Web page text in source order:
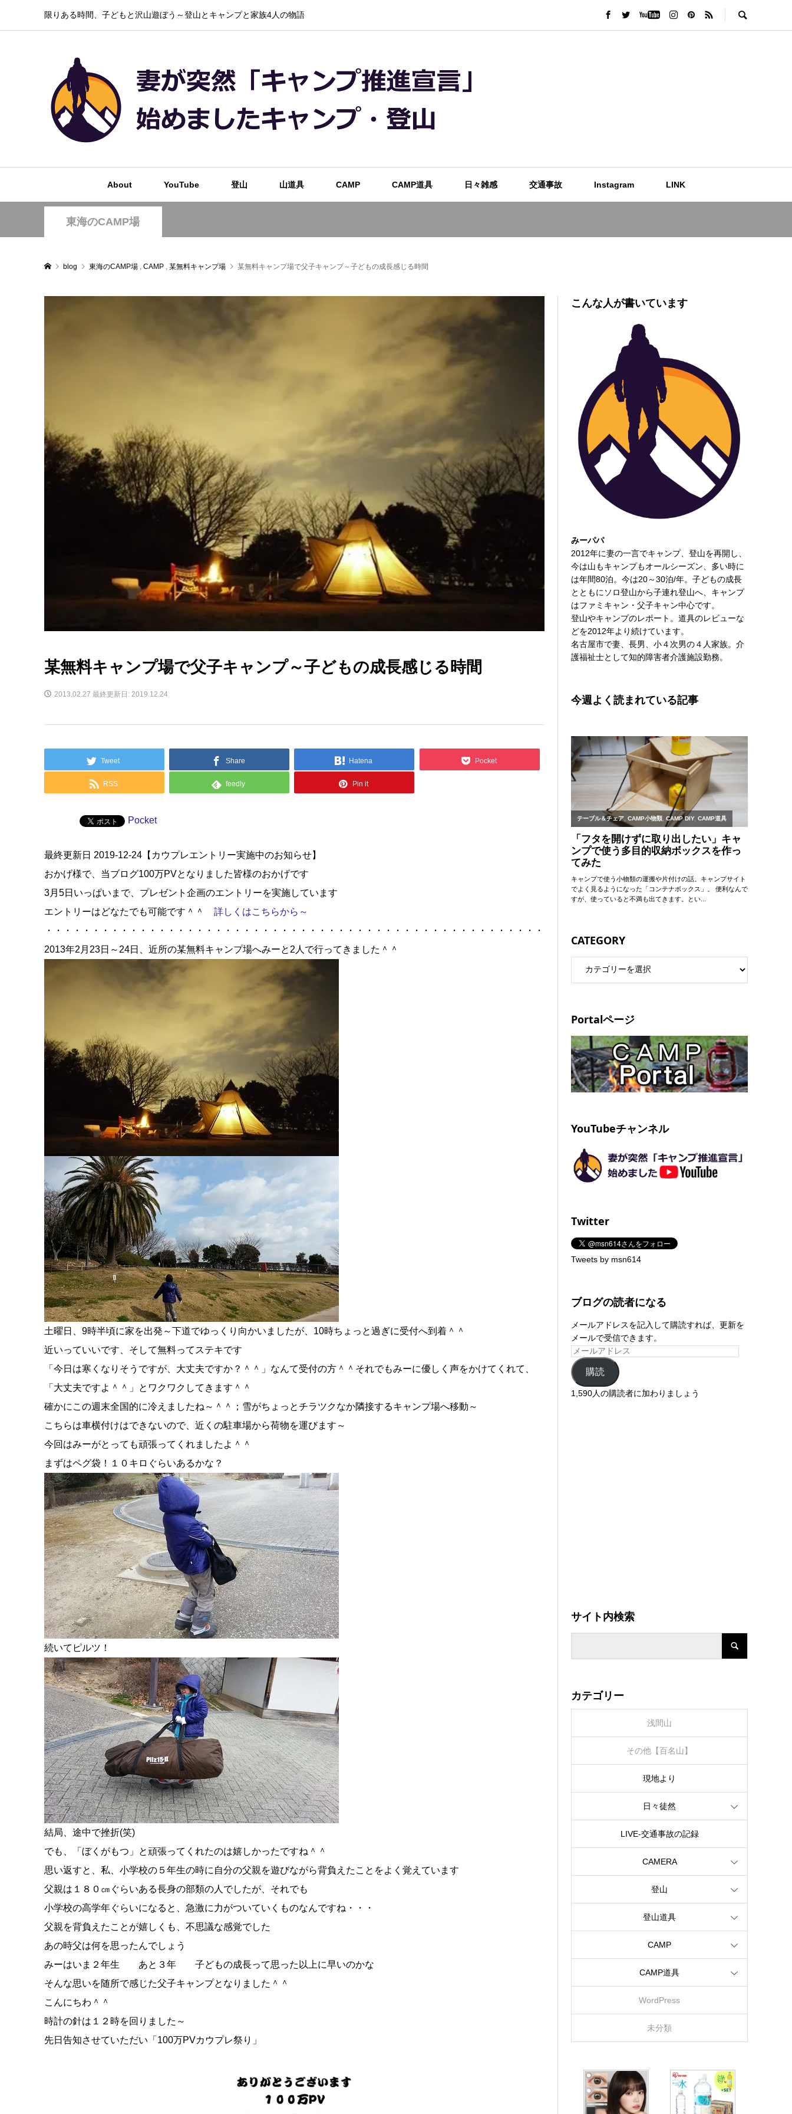
限りある時間、子どもと沢山遊ぼう～登山とキャンプと家族4人の物語
About YouTube 登山 山道具 CAMP CAMP道具 日々雑感 交通事故 Instagram LINK
東海のCAMP場
blog 東海のCAMP場 , CAMP , 某無料キャンプ場 某無料キャンプ場で父子キャンプ～子どもの成長感じる時間
某無料キャンプ場で父子キャンプ～子どもの成長感じる時間
2013.02.27 最終更新日: 2019.12.24
Tweet Share Hatena Pocket
RSS feedly Pin it
Pocket
最終更新日 2019-12-24【カウプレエントリー実施中のお知らせ】
おかげ様で、当ブログ100万PVとなりました皆様のおかげです
3月5日いっぱいまで、プレゼント企画のエントリーを実施しています
エントリーはどなたでも可能です＾＾ 詳しくはこちらから～
・・・・・・・・・・・・・・・・・・・・・・・・・・・・・・・・・・・・・・・・・・・・・・・・・・・・・・・・・・・・・・・・・・・・・・・・・・・・・・・
2013年2月23日～24日、近所の某無料キャンプ場へみーと2人で行ってきました＾＾
土曜日、9時半頃に家を出発～下道でゆっくり向かいましたが、10時ちょっと過ぎに受付へ到着＾＾
近いっていいです、そして無料ってステキです
「今日は寒くなりそうですが、大丈夫ですか？＾＾」なんて受付の方＾＾それでもみーに優しく声をかけてくれて、
「大丈夫ですよ＾＾」とワクワクしてきます＾＾
確かにこの週末全国的に冷えましたね～＾＾；雪がちょっとチラツクなか隣接するキャンプ場へ移動～
こちらは車横付けはできないので、近くの駐車場から荷物を運びます～
今回はみーがとっても頑張ってくれましたよ＾＾
まずはペグ袋！１０キロぐらいあるかな？
続いてピルツ！
結局、途中で挫折(笑)
でも、「ぼくがもつ」と頑張ってくれたのは嬉しかったですね＾＾
思い返すと、私、小学校の５年生の時に自分の父親を遊びながら背負えたことをよく覚えています
父親は１８０㎝ぐらいある長身の部類の人でしたが、それでも
小学校の高学年ぐらいになると、急激に力がついていくものなんですね・・・
父親を背負えたことが嬉しくも、不思議な感覚でした
あの時父は何を思ったんでしょう
みーはいま２年生 あと３年 子どもの成長って思った以上に早いのかな
そんな思いを随所で感じた父子キャンプとなりました＾＾
こんにちわ＾＾
時計の針は１２時を回りました～
先日告知させていただい「100万PVカウプレ祭り」
こんな人が書いています
みーパパ
2012年に妻の一言でキャンプ、登山を再開し、
今は山もキャンプもオールシーズン、多い時に
は年間80泊。今は20～30泊/年。子どもの成長
とともにソロ登山から子連れ登山へ、キャンプ
はファミキャン・父子キャン中心です。
登山やキャンプのレポート。道具のレビューな
どを2012年より続けています。
名古屋市で妻、長男、小４次男の４人家族。介
護福祉士として知的障害者介護施設勤務。
今週よく読まれている記事
CATEGORY
Portalページ
YouTubeチャンネル
Twitter
Tweets by msn614
ブログの読者になる
メールアドレスを記入して購読すれば、更新を
メールで受信できます。
購読
1,590人の購読者に加わりましょう
サイト内検索
カテゴリー
浅間山
その他【百名山】
現地より
日々徒然
LIVE‐交通事故の記録
CAMERA
登山
登山道具
CAMP
CAMP道具
WordPress
未分類